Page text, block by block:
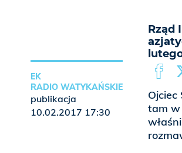
Rząd
Ojciec
tam w
EK
RADIO WATYKAŃSKIE
publikacja
10.02.2017 17:30